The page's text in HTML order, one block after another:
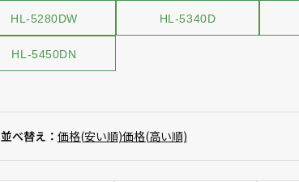
HL-5280DW HL-5340D
HL-5450DN
並べ替え： 価格(安い順)価格(高い順)